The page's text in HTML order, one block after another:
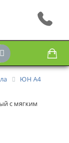
ЮН А4
с мягким